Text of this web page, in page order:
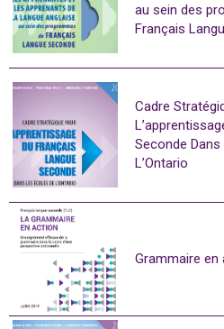
au sein des
Français
Cadre
Seconde
L’Ontario
Grammaire en